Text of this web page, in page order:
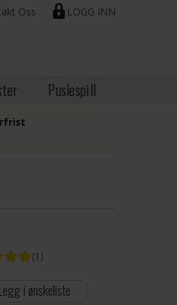
LOGG INN
Oss
Puslespill
(1)
Legg i ønskeliste